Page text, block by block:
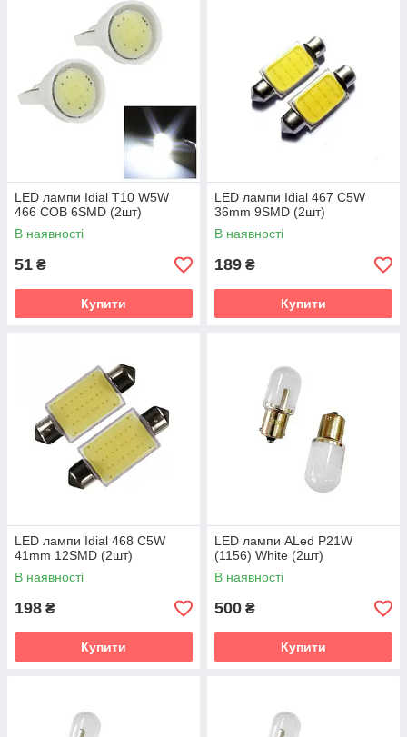
LED лампи Idial T10 W5W
466 COB 6SMD (2шт)
В наявності
51 ₴
Купити
LED лампи Idial 467 C5W
36mm 9SMD (2шт)
В наявності
189 ₴
Купити
LED лампи Idial 468 C5W
41mm 12SMD (2шт)
В наявності
198 ₴
Купити
LED лампи ALed P21W
(1156) White (2шт)
В наявності
500 ₴
Купити